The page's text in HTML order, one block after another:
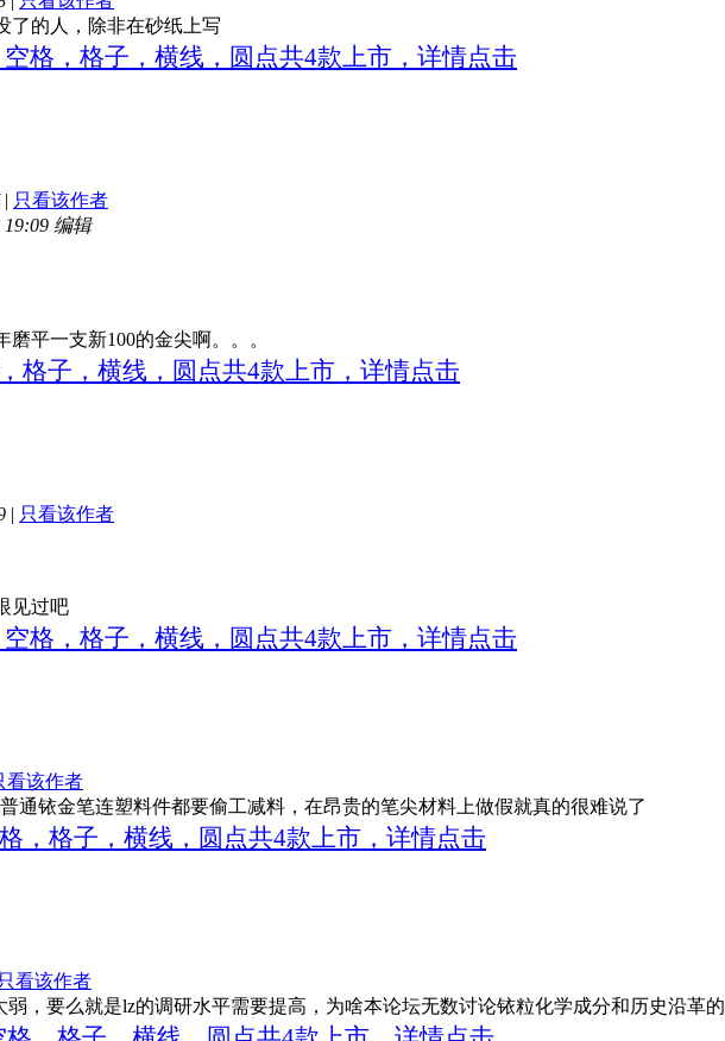
了的人，除非在砂纸上写
空格，格子，横线，圆点共4款上市，详情点击
| 只看该作者
19:09 编辑
平一支新100的金尖啊。。。
格子，横线，圆点共4款上市，详情点击
| 只看该作者
见过吧
空格，格子，横线，圆点共4款上市，详情点击
看该作者
通铱金笔连塑料件都要偷工减料，在昂贵的笔尖材料上做假就真的很难说了
，格子，横线，圆点共4款上市，详情点击
只看该作者
，要么就是lz的调研水平需要提高，为啥本论坛无数讨论铱粒化学成分和历史沿革